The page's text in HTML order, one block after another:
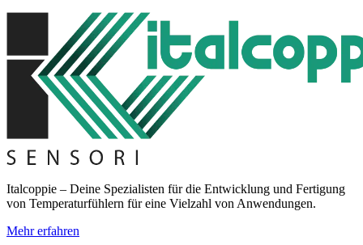
Italcoppie – Deine Spezialisten für die Entwicklung und Fertigung
von Temperaturfühlern für eine Vielzahl von Anwendungen.
Mehr erfahren